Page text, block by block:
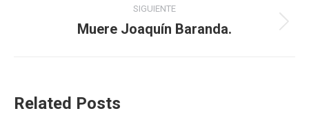
SIGUIENTE
Muere Joaquín Baranda.
Related Posts